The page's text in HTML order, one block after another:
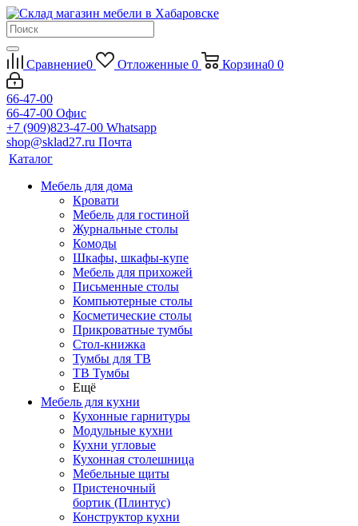
Сравнение0 Отложенные 0 Корзина0 0
66-47-00
66-47-00 Офис
+7 (909)823-47-00 Whatsapp
shop@sklad27.ru Почта
Каталог
Мебель для дома
Кровати
Мебель для гостиной
Журнальные столы
Комоды
Шкафы, шкафы-купе
Мебель для прихожей
Письменные столы
Компьютерные столы
Косметические столы
Прикроватные тумбы
Стол-книжка
Тумбы для ТВ
ТВ Тумбы
Ещё
Мебель для кухни
Кухонные гарнитуры
Модульные кухни
Кухни угловые
Кухонная столешница
Мебельные щиты
Пристеночный
бортик (Плинтус)
Конструктор кухни